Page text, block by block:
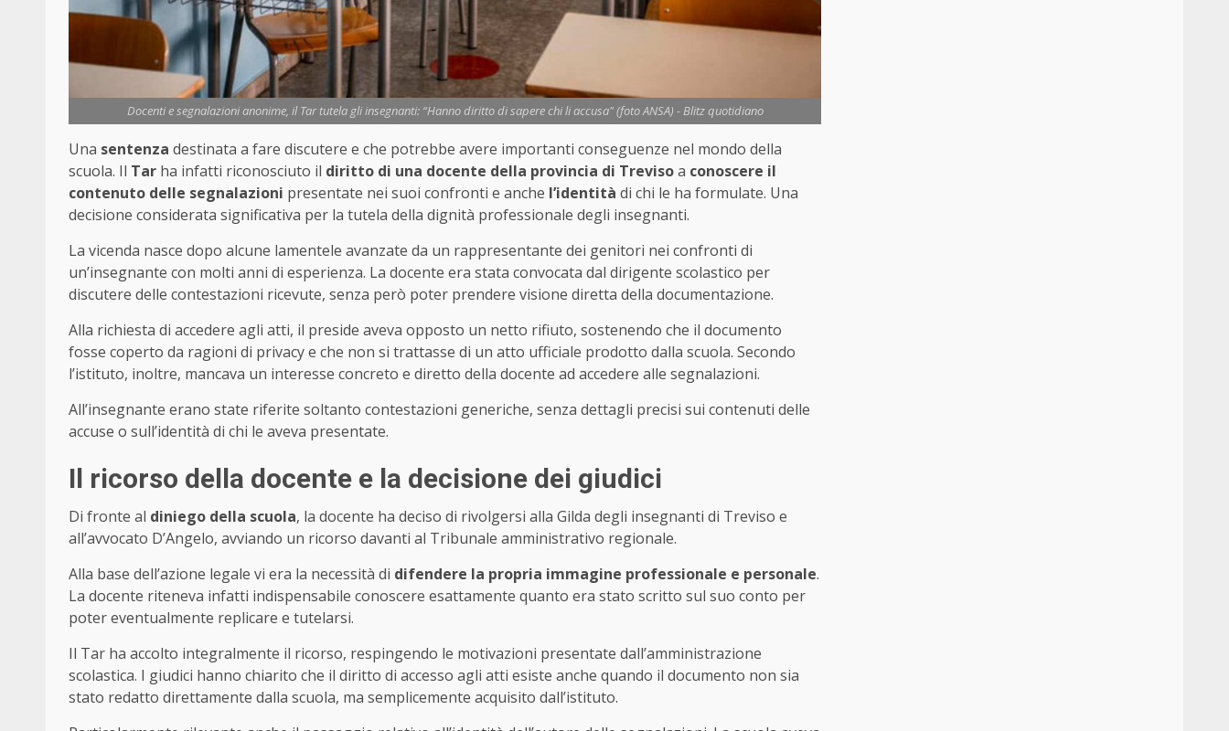
Docenti e segnalazioni anonime, il Tar tutela gli insegnanti: “Hanno diritto di sapere chi li accusa" (foto ANSA) - Blitz quotidiano
Una sentenza destinata a fare discutere e che potrebbe avere importanti conseguenze nel mondo della
scuola. Il Tar ha infatti riconosciuto il diritto di una docente della provincia di Trevisoa conoscere il
contenuto delle segnalazioni presentate nei suoi confronti e anche l’identità di chi le ha formulate. Una
decisione considerata significativa per la tutela della dignità professionale degli insegnanti.
La vicenda nasce dopo alcune lamentele avanzate da un rappresentante dei genitori nei confronti di
un’insegnante con molti anni di esperienza. La docente era stata convocata dal dirigente scolastico per
discutere delle contestazioni ricevute, senza però poter prendere visione diretta della documentazione.
Alla richiesta di accedere agli atti, il preside aveva opposto un netto rifiuto, sostenendo che il documento
fosse coperto da ragioni di privacy e che non si trattasse di un atto ufficiale prodotto dalla scuola. Secondo
l’istituto, inoltre, mancava un interesse concreto e diretto della docente ad accedere alle segnalazioni.
All’insegnante erano state riferite soltanto contestazioni generiche, senza dettagli precisi sui contenuti delle
accuse o sull’identità di chi le aveva presentate.
Il ricorso della docente e la decisione dei giudici
Di fronte al diniego della scuola, la docente ha deciso di rivolgersi alla Gilda degli insegnanti di Treviso e
all’avvocato D’Angelo, avviando un ricorso davanti al Tribunale amministrativo regionale.
Alla base dell’azione legale vi era la necessità di difendere la propria immagine professionale e personale.
La docente riteneva infatti indispensabile conoscere esattamente quanto era stato scritto sul suo conto per
poter eventualmente replicare e tutelarsi.
Il Tar ha accolto integralmente il ricorso, respingendo le motivazioni presentate dall’amministrazione
scolastica. I giudici hanno chiarito che il diritto di accesso agli atti esiste anche quando il documento non sia
stato redatto direttamente dalla scuola, ma semplicemente acquisito dall’istituto.